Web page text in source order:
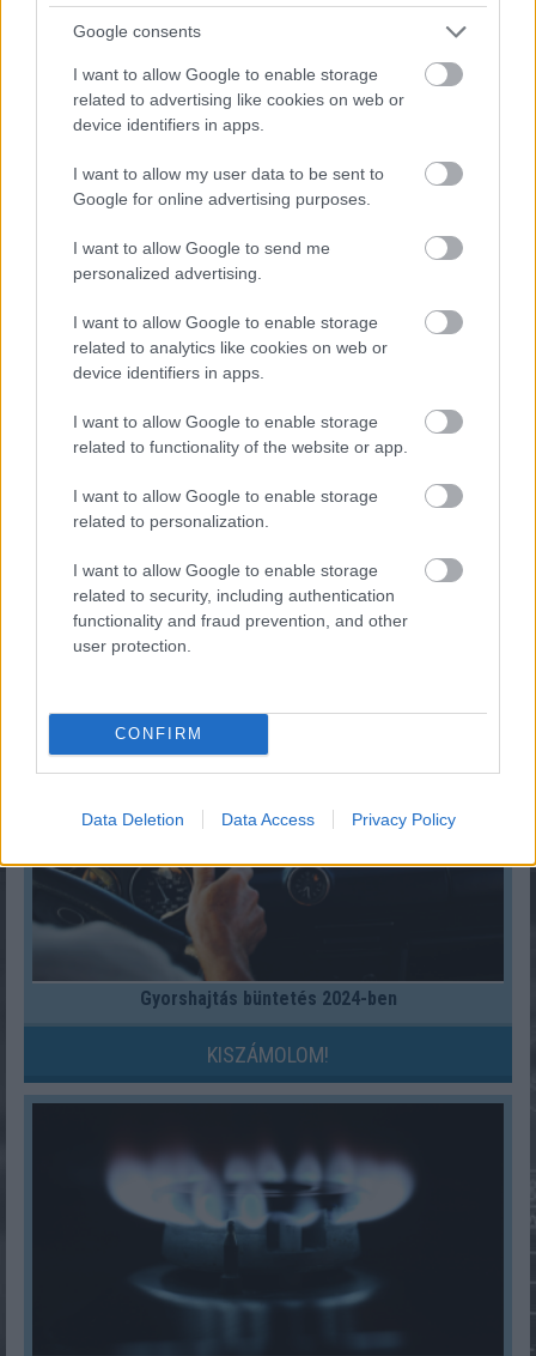
Google consents
I want to allow Google to enable storage
related to advertising like cookies on web or
device identifiers in apps.
I want to allow my user data to be sent to
Google for online advertising purposes.
I want to allow Google to send me
personalized advertising.
I want to allow Google to enable storage
related to analytics like cookies on web or
device identifiers in apps.
I want to allow Google to enable storage
related to functionality of the website or app.
I want to allow Google to enable storage
related to personalization.
I want to allow Google to enable storage
related to security, including authentication
functionality and fraud prevention, and other
user protection.
CONFIRM
Data Deletion Data Access Privacy Policy
KISZÁMOLOM!
Fix számokkal lottózol? Most megtudhatod, nyertél
volna-e valaha!
Gyorshajtás büntetés 2024-ben
KISZÁMOLOM!